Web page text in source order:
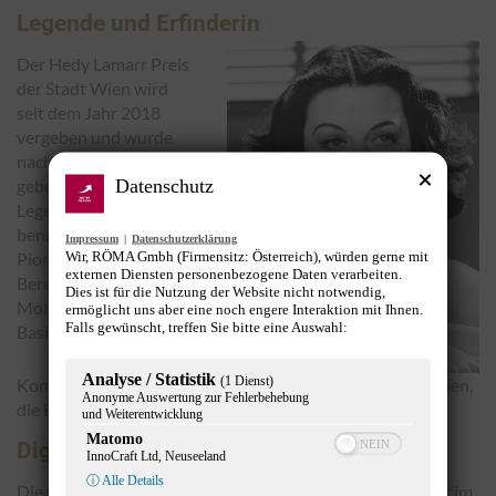
Legende und Erfinderin
Der Hedy Lamarr Preis
der Stadt Wien wird
seit dem Jahr 2018
vergeben und wurde
nach der in Wien
geborenen Hollywood-
Legende Hedy Lamarr
benannt, deren
Pionierarbeit im
Bereich der
Mobilfunktechnik als
Basis der heutigen
Kommunikationstechnik dient. Sie erfand jene Technologien,
die Bluetooth und WLAN ermöglichen.
Digital Days 2021
Die Hedy Lamarr Preisträgerin 2021 wird am 19. Oktober im
Datenschutz
Impressum | Datenschutzerklärung
Wir, RÖMA Gmbh (Firmensitz: Österreich), würden gerne mit
externen Diensten personenbezogene Daten verarbeiten.
Dies ist für die Nutzung der Website nicht notwendig,
ermöglicht uns aber eine noch engere Interaktion mit Ihnen.
Falls gewünscht, treffen Sie bitte eine Auswahl:
Analyse / Statistik (1 Dienst)
Anonyme Auswertung zur Fehlerbehebung
und Weiterentwicklung
Matomo
InnoCraft Ltd, Neuseeland
ⓘ Alle Details